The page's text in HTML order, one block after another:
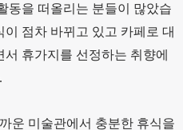
동을 떠올리는 분들이 많았습
점차 바뀌고 있고 카페로 대
휴가지를 선정하는 취향에
운 미술관에서 충분한 휴식을